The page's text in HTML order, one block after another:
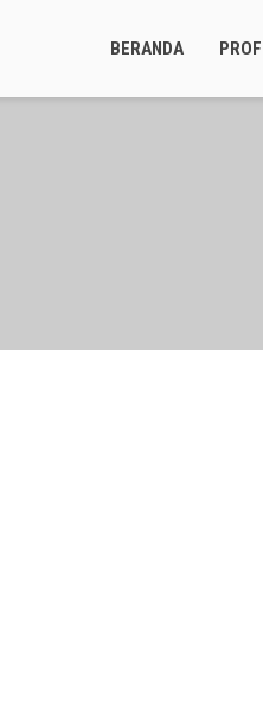
BERANDA